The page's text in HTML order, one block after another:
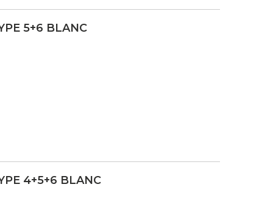
5+6 BLANC
4+5+6 BLANC